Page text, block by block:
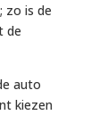
zo is de
de
auto
kiezen